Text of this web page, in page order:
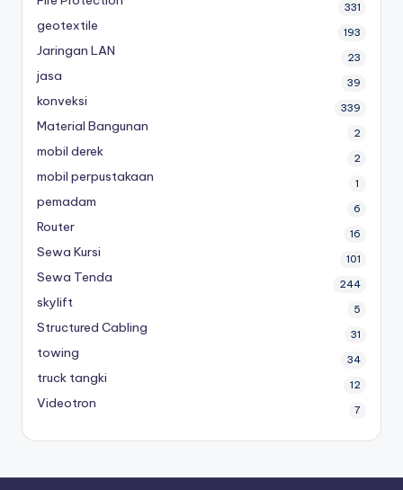
331
geotextile 193
Jaringan LAN 23
jasa 39
konveksi 339
Material Bangunan 2
mobil derek 2
mobil perpustakaan 1
pemadam 6
Router 16
Sewa Kursi 101
Sewa Tenda 244
skylift 5
Structured Cabling 31
towing 34
truck tangki 12
Videotron 7